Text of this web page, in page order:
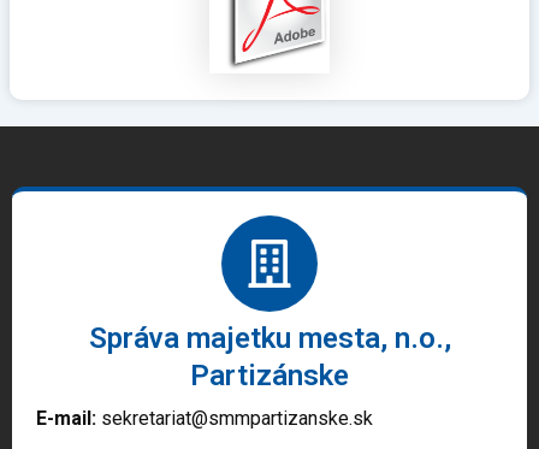
Správa majetku mesta, n.o.,
Partizánske
E-mail: sekretariat@smmpartizanske.sk